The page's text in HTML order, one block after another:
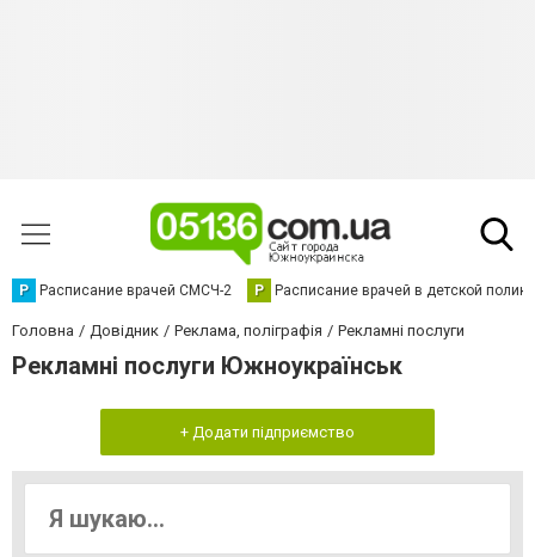
Р Расписание врачей СМСЧ-2 Р Расписание врачей в детской
Головна Довідник Реклама, поліграфія Рекламні послуги
Рекламні послуги Южноукраїнськ
+ Додати підприємство